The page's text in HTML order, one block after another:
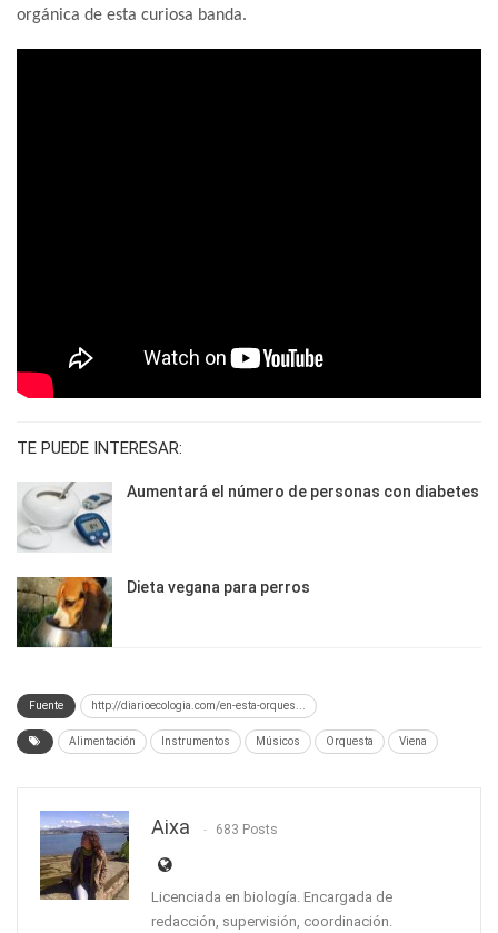
orgánica de esta curiosa banda.
TE PUEDE INTERESAR:
Aumentará el número de personas con diabetes
Dieta vegana para perros
Fuente http://diarioecologia.com/en-esta-orques...
Alimentación Instrumentos Músicos Orquesta Viena
Aixa 683 Posts
Licenciada en biología. Encargada de
redacción, supervisión, coordinación.